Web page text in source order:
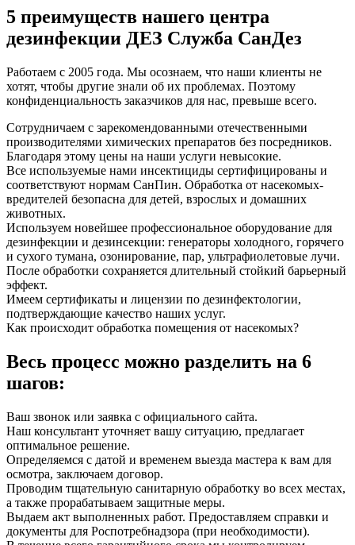
5 преимуществ нашего центра
дезинфекции ДЕЗ Служба СанДез
Работаем с 2005 года. Мы осознаем, что наши клиенты не
хотят, чтобы другие знали об их проблемах. Поэтому
конфиденциальность заказчиков для нас, превыше всего.
Сотрудничаем с зарекомендованными отечественными
производителями химических препаратов без посредников.
Благодаря этому цены на наши услуги невысокие.
Все используемые нами инсектициды сертифицированы и
соответствуют нормам СанПин. Обработка от насекомых-
вредителей безопасна для детей, взрослых и домашних
животных.
Используем новейшее профессиональное оборудование для
дезинфекции и дезинсекции: генераторы холодного, горячего
и сухого тумана, озонирование, пар, ультрафиолетовые лучи.
После обработки сохраняется длительный стойкий барьерный
эффект.
Имеем сертификаты и лицензии по дезинфектологии,
подтверждающие качество наших услуг.
Как происходит обработка помещения от насекомых?
Весь процесс можно разделить на 6
шагов:
Ваш звонок или заявка с официального сайта.
Наш консультант уточняет вашу ситуацию, предлагает
оптимальное решение.
Определяемся с датой и временем выезда мастера к вам для
осмотра, заключаем договор.
Проводим тщательную санитарную обработку во всех местах,
а также прорабатываем защитные меры.
Выдаем акт выполненных работ. Предоставляем справки и
документы для Роспотребнадзора (при необходимости).